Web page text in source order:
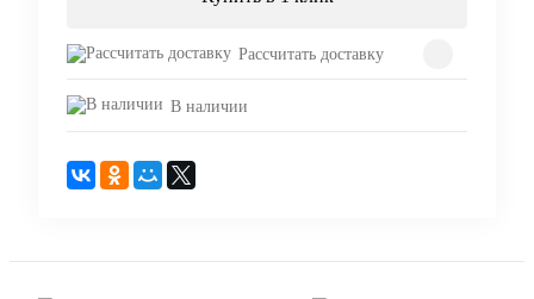
Рассчитать доставку
В наличии